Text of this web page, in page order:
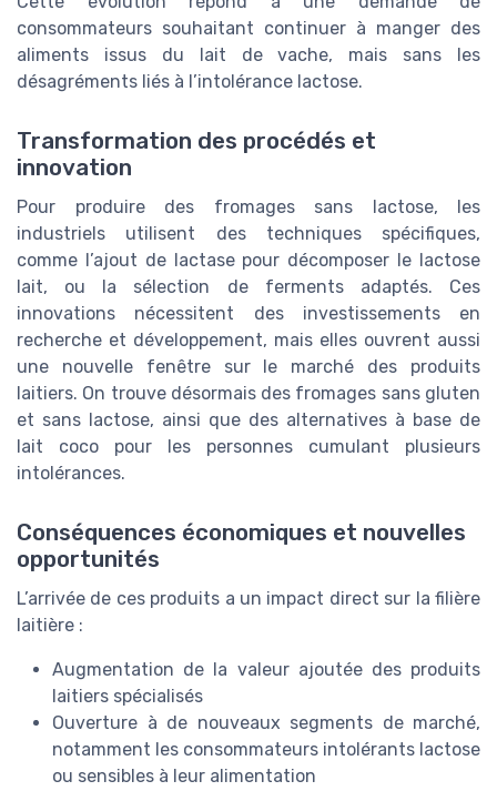
consommateurs souhaitant continuer à manger des
aliments issus du lait de vache, mais sans les
désagréments liés à l’intolérance lactose.
Transformation des procédés et
innovation
Pour produire des fromages sans lactose, les
industriels utilisent des techniques spécifiques,
comme l’ajout de lactase pour décomposer le lactose
lait, ou la sélection de ferments adaptés. Ces
innovations nécessitent des investissements en
recherche et développement, mais elles ouvrent aussi
une nouvelle fenêtre sur le marché des produits
laitiers. On trouve désormais des fromages sans gluten
et sans lactose, ainsi que des alternatives à base de
lait coco pour les personnes cumulant plusieurs
intolérances.
Conséquences économiques et nouvelles
opportunités
L’arrivée de ces produits a un impact direct sur la filière
laitière :
Augmentation de la valeur ajoutée des produits
laitiers spécialisés
Ouverture à de nouveaux segments de marché,
notamment les consommateurs intolérants lactose
ou sensibles à leur alimentation